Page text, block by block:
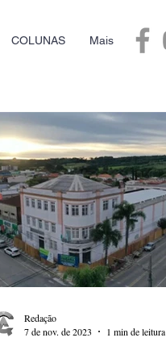
COLUNAS Mais
Redação
7 de nov. de 2023
1 min de leitura